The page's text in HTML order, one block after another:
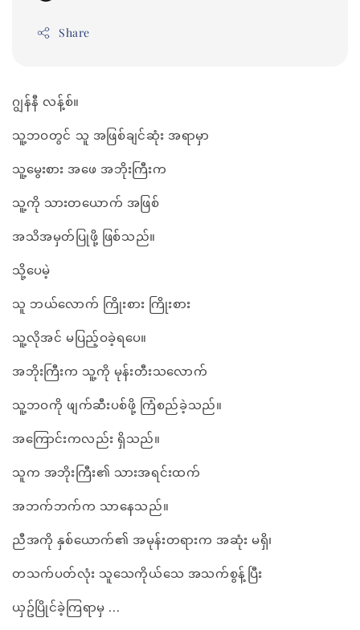
Share
ဂျွန်နီ လန့်စ်။
သူ့ဘဝတွင် သူ အဖြစ်ချင်ဆုံး အရာမှာ
သူ့မွေးစား အဖေ အဘိုးကြီးက
သူ့ကို သားတယောက် အဖြစ်
အသိအမှတ်ပြုဖို့ ဖြစ်သည်။
သို့ပေမဲ့
သူ ဘယ်လောက် ကြိုးစား ကြိုးစား
သူ့လိုအင် မပြည့်ဝခဲ့ရပေ။
အဘိုးကြီးက သူ့ကို မုန်းတီးသလောက်
သူ့ဘဝကို ဖျက်ဆီးပစ်ဖို့ ကြံစည်ခဲ့သည်။
အကြောင်းကလည်း ရှိသည်။
သူက အဘိုးကြီး၏ သားအရင်းထက်
အဘက်ဘက်က သာနေသည်။
ညီအကို နှစ်ယောက်၏ အမုန်းတရားက အဆုံး မရှိ၊
တသက်ပတ်လုံး သူသေကိုယ်သေ အသက်စွန့်ပြီး
ယှဥ်ပြိုင်ခဲ့ကြရာမှ ...